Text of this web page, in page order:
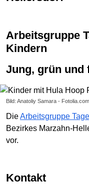
Arbeitsgruppe Tagesbetreuung von
Kindern
Bild: Anatoliy Samara - Fotolia.com
Jung, grün
DieArbeitsgruppe
Bezirkes Marzahn-
vor.
Kontakt